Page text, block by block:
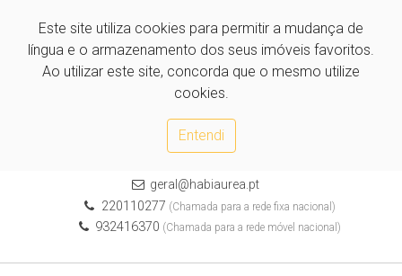
Este site utiliza cookies para permitir a mudança de
língua e o armazenamento dos seus imóveis favoritos.
Ao utilizar este site, concorda que o mesmo utilize
cookies.
Entendi
geral@habiaurea.pt
220110277 (Chamada para a rede fixa nacional)
932416370 (Chamada para a rede móvel nacional)